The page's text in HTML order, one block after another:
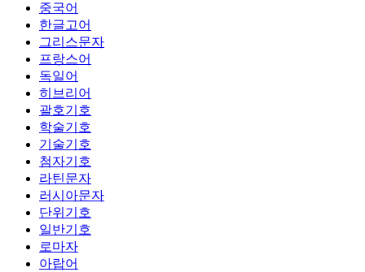
중국어
한글고어
그리스문자
프랑스어
독일어
히브리어
괄호기호
학술기호
기술기호
첨자기호
라틴문자
러시아문자
단위기호
일반기호
로마자
아랍어